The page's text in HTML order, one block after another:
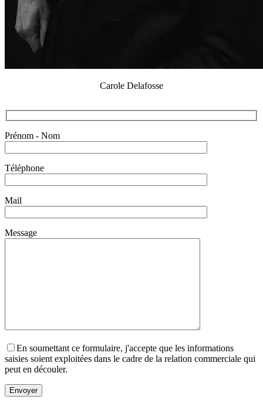
Carole Delafosse
Prénom - Nom
Téléphone
Mail
Message
En soumettant ce formulaire, j'accepte que les informations
saisies soient exploitées dans le cadre de la relation commerciale qui
peut en découler.